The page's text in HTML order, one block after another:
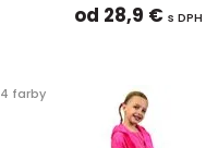
od 28,9 € s DPH
4 farby